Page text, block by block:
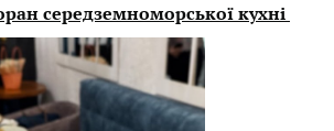
середземноморської кухні